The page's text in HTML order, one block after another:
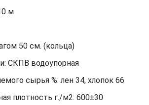
м
50 см. (кольца)
СКПВ водоупорная
сырья %: лен 34, хлопок 66
плотность г./м2: 600±30